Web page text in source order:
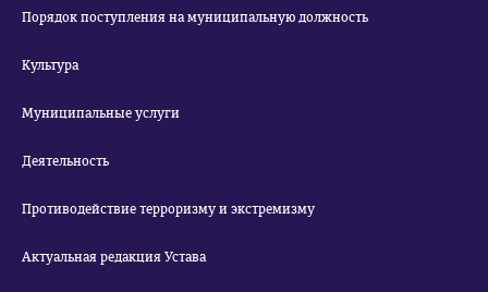
Порядок поступления на муниципальную должность
Культура
Муниципальные услуги
Деятельность
Противодействие терроризму и экстремизму
Актуальная редакция Устава